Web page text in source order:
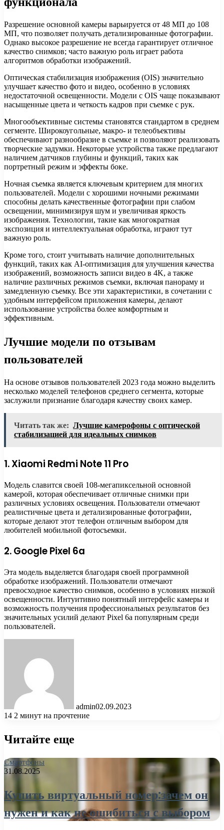
Разрешение основной камеры варьируется от 48 МП до 108
МП, что позволяет получать детализированные фотографии.
Однако высокое разрешение не всегда гарантирует отличное
качество снимков; часто важную роль играет работа
алгоритмов обработки изображений.
Оптическая стабилизация изображения (OIS) значительно
улучшает качество фото и видео, особенно в условиях
недостаточной освещенности. Модели с OIS чаще показывают
насыщенные цвета и четкость кадров при съемке с рук.
Многообъективные системы становятся стандартом в среднем
сегменте. Широкоугольные, макро- и телеобъективы
обеспечивают разнообразие в съемке и позволяют реализовать
творческие задумки. Некоторые устройства также предлагают
наличием датчиков глубины и функций, таких как
портретный режим и эффекты боке.
Ночная съемка является ключевым критерием для многих
пользователей. Модели с хорошими ночными режимами
способны делать качественные фотографии при слабом
освещении, минимизируя шум и увеличивая яркость
изображения. Технологии, такие как многократная
экспозиция и интеллектуальная обработка, играют тут
важную роль.
Кроме того, стоит учитывать наличие дополнительных
функций, таких как AI-оптимизация для улучшения качества
изображений, возможность записи видео в 4K, а также
наличие различных режимов съемки, включая панораму и
замедленную съемку. Все эти характеристики, в сочетании с
удобным интерфейсом приложения камеры, делают
использование устройства более комфортным и
эффективным.
Лучшие модели по отзывам
пользователей
На основе отзывов пользователей 2023 года можно выделить
несколько моделей телефонов среднего сегмента, которые
заслужили признание благодаря качеству своих камер.
Читать так же: Лучшие камерофоны с оптической
стабилизацией для идеальных снимков
1. Xiaomi Redmi Note 11 Pro
Модель славится своей 108-мегапиксельной основной
камерой, которая обеспечивает отличные снимки при
различных условиях освещения. Пользователи отмечают
реалистичные цвета и детализированные фотографии,
которые делают этот телефон отличным выбором для
любителей мобильной фотосъемки.
2. Google Pixel 6a
Эта модель выделяется благодаря своей программной
обработке изображений. Пользователи отмечают
превосходное качество снимков, особенно в условиях низкой
освещенности. Интуитивно понятный интерфейс камеры и
возможность получения профессиональных результатов без
значительных усилий делают Pixel 6a популярным среди
пользователей.
admin02.09.2023
14 2 минут на прочтение
Читайте еще
Смартфоны
31.08.2025
Купить виртуальный номер:зачем он
нужен и как не ошибиться с выбором